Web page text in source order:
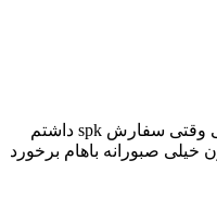
رفتار بچه هاتون خیلی محترمانس حتی وقتی سفارش spk داشتم
خیلی صبورانه باهام برخورد